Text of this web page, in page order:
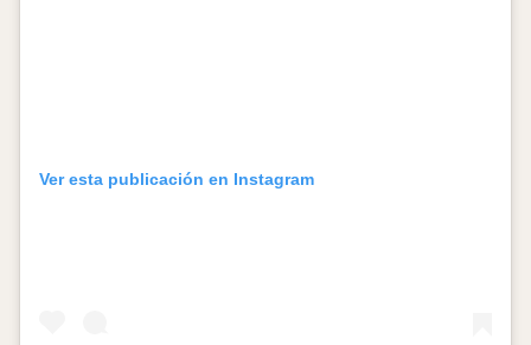
Ver esta publicación en Instagram